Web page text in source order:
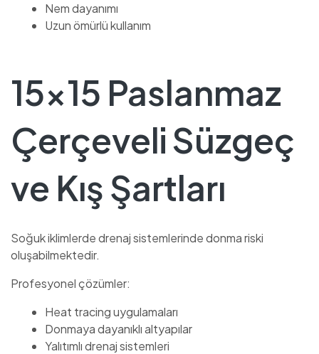
Nem dayanımı
Uzun ömürlü kullanım
15×15 Paslanmaz
Çerçeveli Süzgeç
ve Kış Şartları
Soğuk iklimlerde drenaj sistemlerinde donma riski
oluşabilmektedir.
Profesyonel çözümler:
Heat tracing uygulamaları
Donmaya dayanıklı altyapılar
Yalıtımlı drenaj sistemleri